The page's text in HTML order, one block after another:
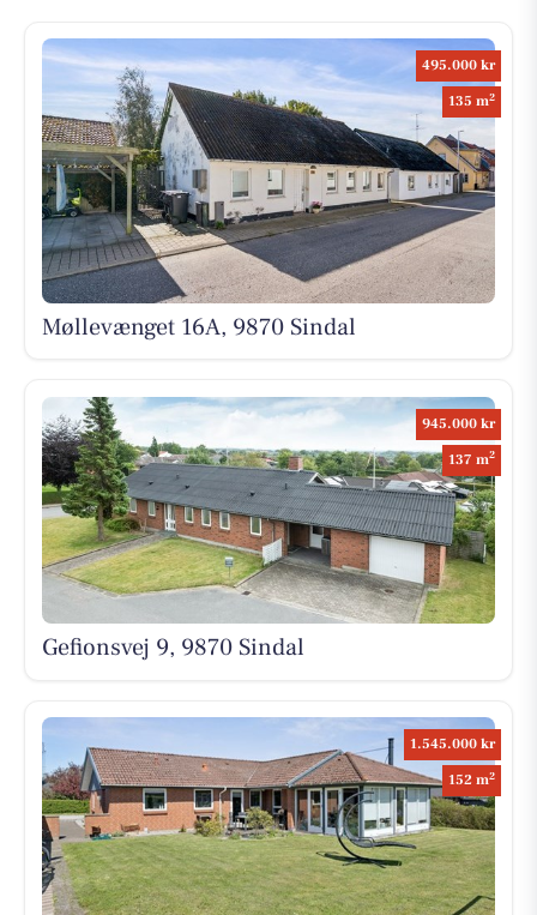
495.000 kr
135 m2
Møllevænget 16A, 9870 Sindal
945.000 kr
137 m2
Gefionsvej 9, 9870 Sindal
1.545.000 kr
152 m2